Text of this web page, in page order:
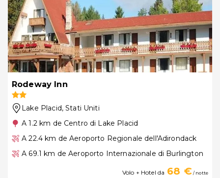
Rodeway Inn
Lake Placid, Stati Uniti
A 1.2 km de Centro di Lake Placid
A 22.4 km de Aeroporto Regionale dell'Adirondack
A 69.1 km de Aeroporto Internazionale di Burlington
Volo + Hotel da 68 €/ notte